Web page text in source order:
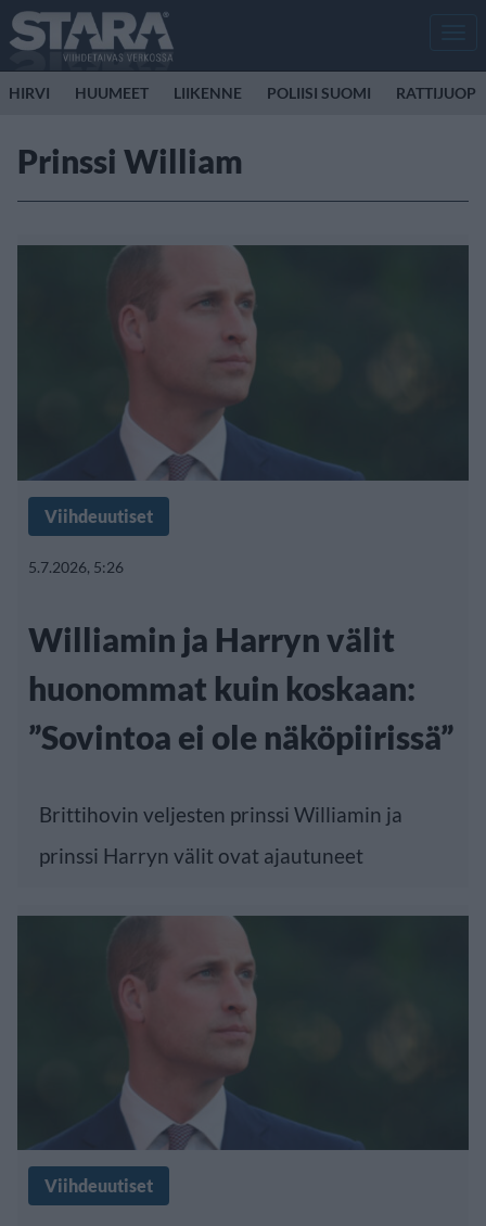
HIRVI HUUMEET LIIKENNE POLIISI SUOMI
Prinssi William
Viihdeuutiset
5.7.2026, 5:26
Williamin ja Harryn välit
huonommat kuin koskaan:
”Sovintoa ei ole näköpiirissä”
Brittihovin veljesten prinssi Williamin ja
prinssi Harryn välit ovat ajautuneet
Viihdeuutiset